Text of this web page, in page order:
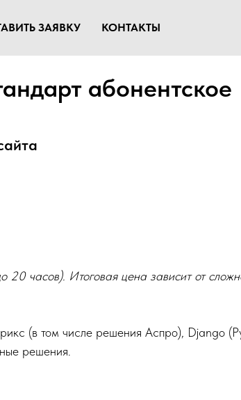
ЗАЯВКУ КОНТАКТЫ
абонентское
20 часов). Итоговая цена зависит от
(в том числе решения Аспро), Django
решения.